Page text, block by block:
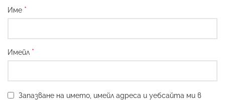
Име *
Имейл *
Запазване на името, имейл адреса и уебсайта ми в